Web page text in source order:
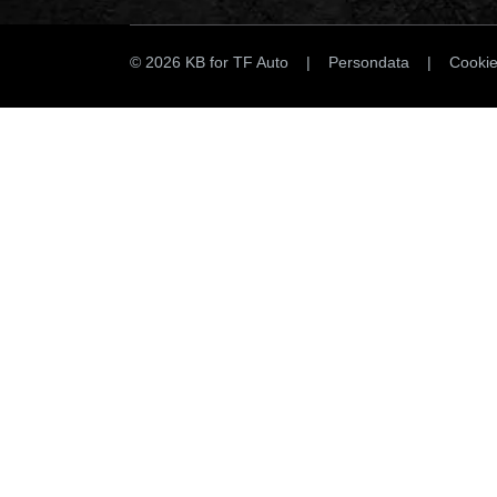
© 2026 KB for TF Auto | Persondata |